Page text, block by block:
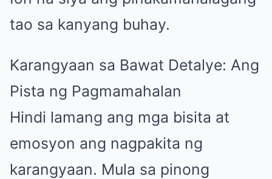
tao sa kanyang buhay.
Karangyaan sa Bawat Detalye: Ang
Pista ng Pagmamahalan
Hindi lamang ang mga bisita at
emosyon ang nagpakita ng
karangyaan. Mula sa pinong